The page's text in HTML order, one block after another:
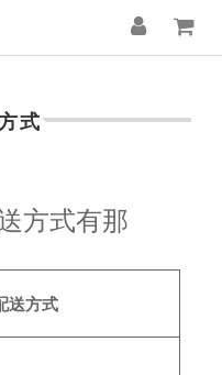
式
方式有那
送方式